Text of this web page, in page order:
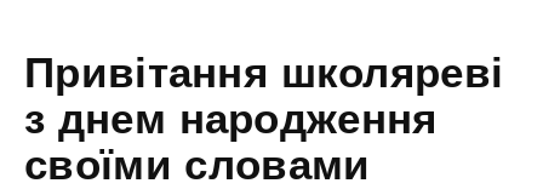
Привітання школяреві
з днем народження
своїми словами